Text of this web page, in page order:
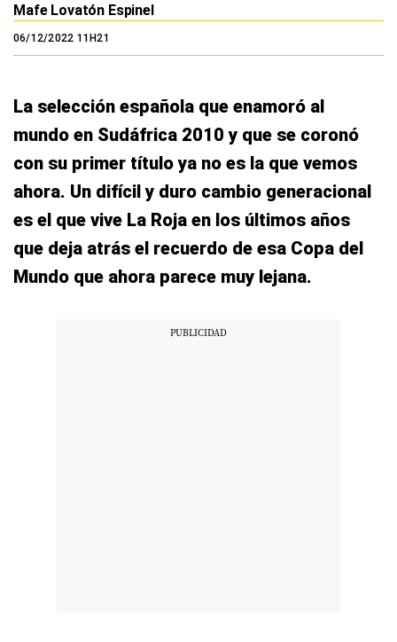
Mafe Lovatón Espinel
06/12/2022 11H21
La selección española que enamoró al
mundo en Sudáfrica 2010 y que se coronó
con su primer título ya no es la que vemos
ahora. Un difícil y duro cambio generacional
es el que vive La Roja en los últimos años
que deja atrás el recuerdo de esa Copa del
Mundo que ahora parece muy lejana.